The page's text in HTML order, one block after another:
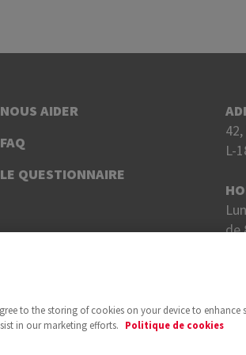
NOUS AIDER
FAQ
LE QUESTIONNAIRE
L-
de
to the storing of cookies on your device to enhance
in our marketing efforts.
Politique de cookies